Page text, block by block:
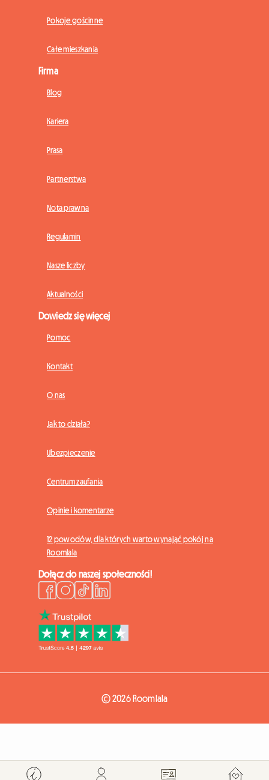
Pokoje gościnne
Całe mieszkania
Firma
Blog
Kariera
Prasa
Partnerstwa
Nota prawna
Regulamin
Nasze liczby
Aktualności
Dowiedz się więcej
Pomoc
Kontakt
O nas
Jak to działa?
Ubezpieczenie
Centrum zaufania
Opinie i komentarze
12 powodów, dla których warto wynająć pokój na
Roomlala
Dołącz do naszej społeczności!
© 2026 Roomlala